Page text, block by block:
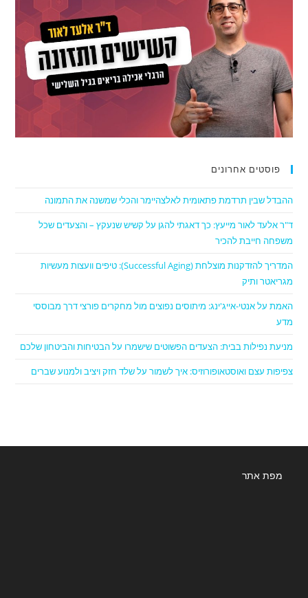
פוסטים אחרונים
ההבדל שבין תרדמת פתאומית לאלצהיימר והכלי שמשנה את התמונה
ד"ר אלעד לאור מייעץ: כך דאגתי להגן על קשיש שנעקץ – והצעדים שכל
משפחה חייבת להכיר
המדריך להזדקנות מוצלחת (Successful Aging): טיפים וועצות מעשיות
מגריאטר ותיק
האמת על אנטי-אייג'ינג: מיתוסים נפוצים מול מחקרים פורצי דרך מבוססי
מדע
מניעת נפילות בבית: הצעדים הפשוטים שישמרו על הבטיחות והביטחון שלכם
צפיפות עצם ואוסטאופורוזיס: איך לשמור על שלד חזק ויציב ולמנוע שברים
מפת אתר